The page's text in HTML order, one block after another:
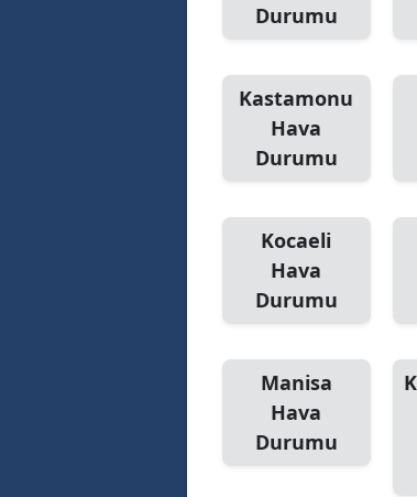
Durumu
Kastamonu
Hava
Durumu
Kocaeli
Hava
Durumu
Manisa
Hava
Durumu